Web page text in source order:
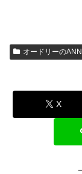
オードリーのANN
X